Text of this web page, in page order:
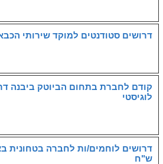
דרושים סטודנטים למוקד שירותי
קודם לחברת בתחום הביוטק ביבנה
לוגיסטי
ש"ח